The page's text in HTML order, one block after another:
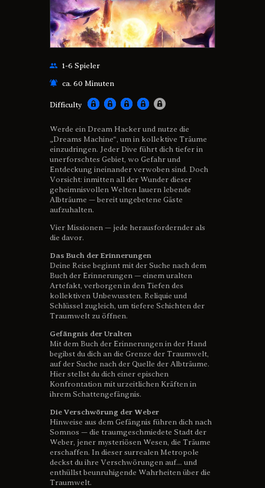
1-6 Spieler
ca. 60 Minuten
Difficulty
Werde ein Dream Hacker und nutze die
„Dreams Machine“, um in kollektive Träume
einzudringen. Jeder Dive führt dich tiefer in
unerforschtes Gebiet, wo Gefahr und
Entdeckung ineinander verwoben sind. Doch
Vorsicht: inmitten all der Wunder dieser
geheimnisvollen Welten lauern lebende
Albträume — bereit ungebetene Gäste
aufzuhalten.
Vier Missionen — jede herausfordernder als
die davor.
Das Buch der Erinnerungen
Deine Reise beginnt mit der Suche nach dem
Buch der Erinnerungen — einem uralten
Artefakt, verborgen in den Tiefen des
kollektiven Unbewussten. Reliquie und
Schlüssel zugleich, um tiefere Schichten der
Traumwelt zu öffnen.
Gefängnis der Uralten
Mit dem Buch der Erinnerungen in der Hand
begibst du dich an die Grenze der Traumwelt,
auf der Suche nach der Quelle der Albträume.
Hier stellst du dich einer epischen
Konfrontation mit urzeitlichen Kräften in
ihrem Schattengefängnis.
Die Verschwörung der Weber
Hinweise aus dem Gefängnis führen dich nach
Somnos — die traumgeschmiedete Stadt der
Weber, jener mysteriösen Wesen, die Träume
erschaffen. In dieser surrealen Metropole
deckst du ihre Verschwörungen auf… und
enthüllst beunruhigende Wahrheiten über die
Traumwelt.